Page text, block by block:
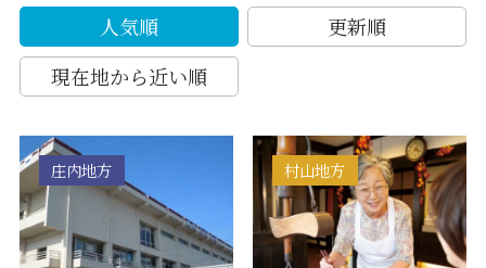
人気順
更新順
現在地から近い順
庄内地方 村山地方